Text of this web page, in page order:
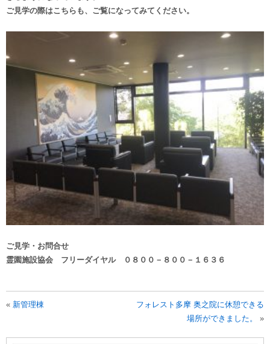
ご見学の際はこちらも、ご覧になってみてください。
ご見学・お問合せ
霊園施設協会 フリーダイヤル ０８００－８００－１６３６
« 新管理棟
フォレスト多摩 奥之院に休憩できる
場所ができました。
»